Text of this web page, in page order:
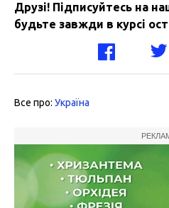
Друзі! Підписуйтесь на
будьте завжди в курсі
Все про: Україна